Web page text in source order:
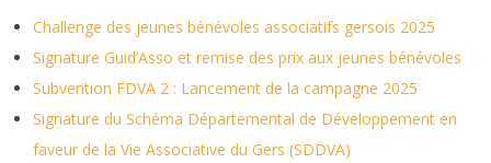
Challenge des jeunes bénévoles associatifs gersois 2025
Signature Guid’Asso et remise des prix aux jeunes bénévoles
Subvention FDVA 2 : Lancement de la campagne 2025
Signature du Schéma Départemental de Développement en
faveur de la Vie Associative du Gers (SDDVA)